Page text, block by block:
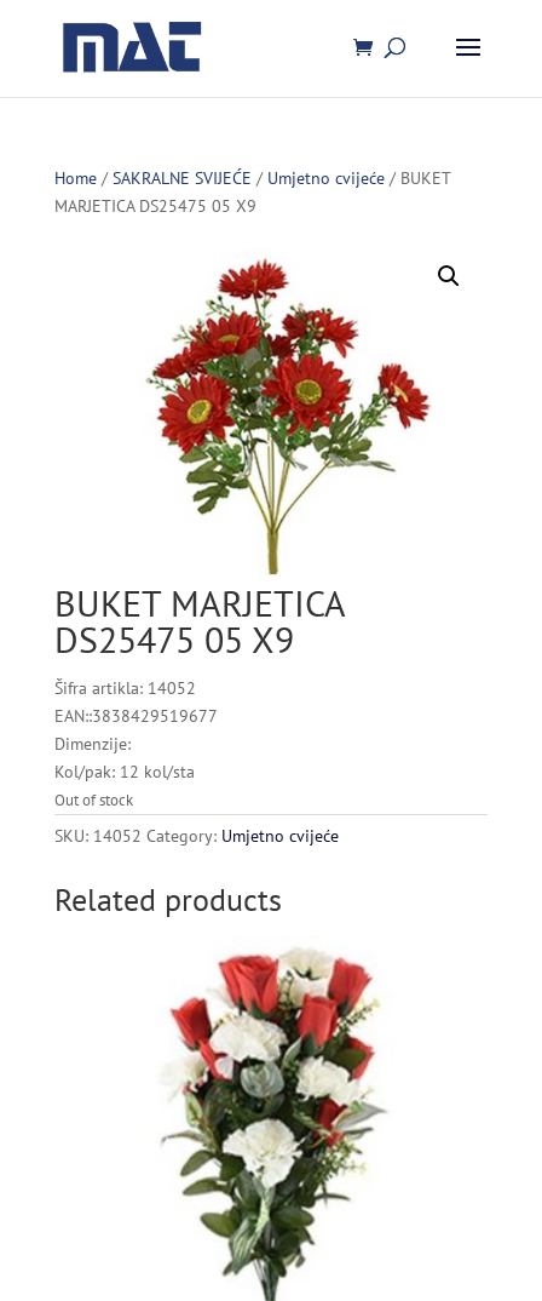
Home/SAKRALNE SVIJEĆE / Umjetno cvijeće/ BUKET
MARJETICA DS25475 05 X9
BUKET MARJETICA
DS25475 05 X9
Šifra artikla: 14052
EAN::3838429519677
Dimenzije:
Kol/pak: 12 kol/sta
Out of stock
SKU: 14052 Category: Umjetno cvijeće
Related products